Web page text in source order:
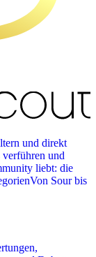
und direkt
und
liebt: die
Von Sour bis